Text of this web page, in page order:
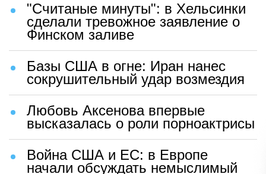
"Считаные минуты": в Хельсинки
сделали тревожное заявление о
Финском заливе
Базы США в огне: Иран нанес
сокрушительный удар возмездия
Любовь Аксенова впервые
высказалась о роли порноактрисы
Война США и ЕС: в Европе
начали обсуждать немыслимый